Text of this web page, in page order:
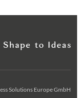
Solutions Europe GmbH